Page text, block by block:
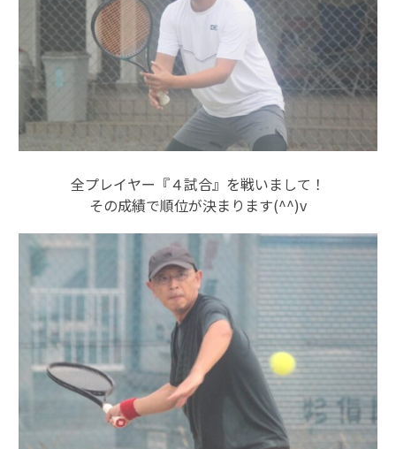
全プレイヤー『４試合』を戦いまして！
その成績で順位が決まります(^^)v